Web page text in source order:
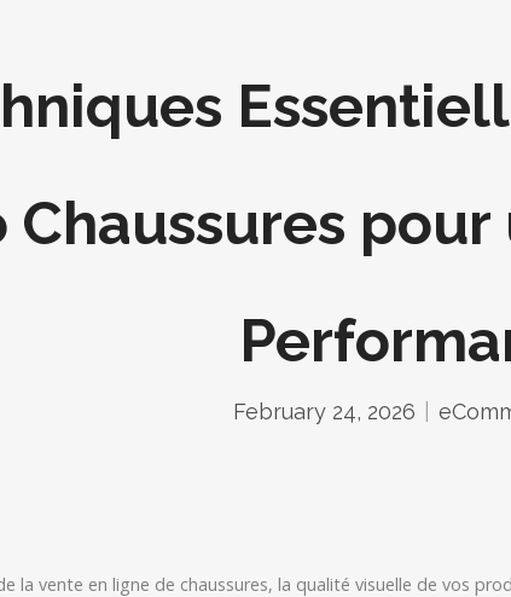
Chaussures
February 24, 2026
la vente en ligne de chaussures, la qualité visuelle de vos